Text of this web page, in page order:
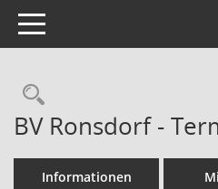
Toggle navigation
Rechercheauswahl
BV Ronsdorf -
Informationen